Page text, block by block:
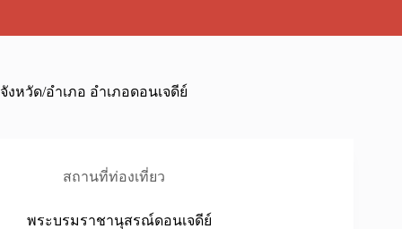
จังหวัด/อำเภอ อำเภอดอนเจดีย์
สถานที่ท่องเที่ยว
พระบรมราชานุสรณ์ดอนเจดีย์